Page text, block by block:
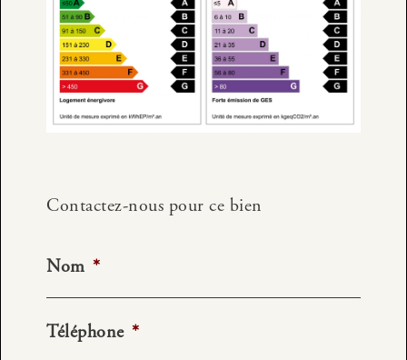
Contactez-nous pour ce bien
Nom *
Téléphone *